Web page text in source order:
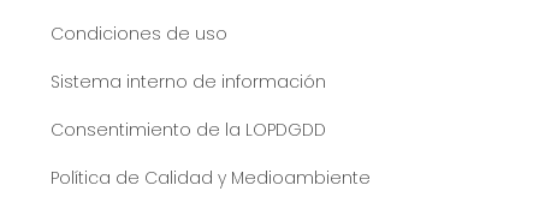
Condiciones de uso
Sistema interno de información
Consentimiento de la LOPDGDD
Política de Calidad y Medioambiente